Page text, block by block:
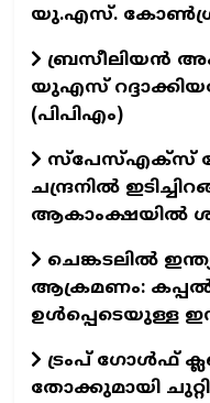
യു.എസ്.
ബ്രസീലിയൻ
യുഎസ്
(പിപിഎം)
സ്‌പേസ്‌എക്‌സ്
ചന്ദ്രനിൽ
ആകാംക്ഷയിൽ
ചെങ്കടലിൽ
ആക്രമണം: കപ്പൽ
ഉൾപ്പെടെയുള്ള
ട്രംപ് ഗോൾഫ്
തോക്കുമായി